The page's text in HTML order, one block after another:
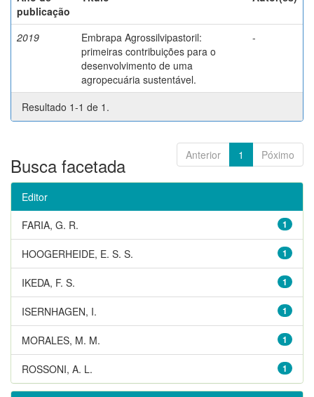
publicação
2019
Embrapa Agrossilvipastoril:
primeiras contribuições para o
desenvolvimento de uma
agropecuária sustentável.
-
Resultado 1-1 de 1.
Anterior 1 Póximo
Busca facetada
Editor
1
FARIA, G. R.
1
HOOGERHEIDE, E. S. S.
1
IKEDA, F. S.
1
ISERNHAGEN, I.
1
MORALES, M. M.
1
ROSSONI, A. L.